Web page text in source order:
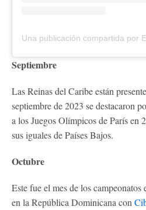
Septiembre
Las Reinas del Caribe están
septiembre de 2023 se destacaron
a los Juegos Olímpicos de París en
sus iguales de Países Bajos.
Octubre
Este fue el mes de los
en la República Dominicana con